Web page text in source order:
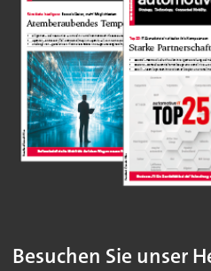
Besuchen Sie unser